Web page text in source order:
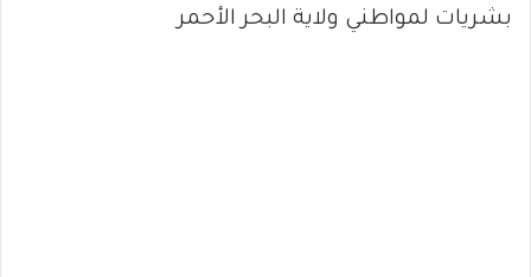
بشريات لمواطني ولاية البحر الأحمر